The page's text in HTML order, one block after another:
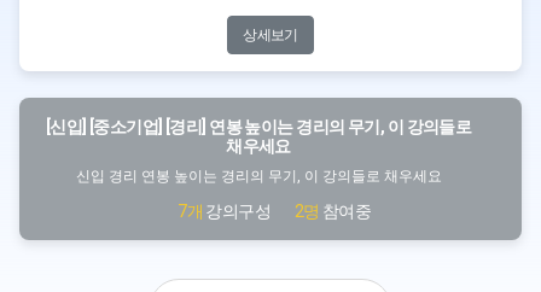
감사
요하
상세보기
[신입] [중소기업] [경리] 연봉 높이는 경리의 무기, 이 강의들로
채우세요
신입 경리 연봉 높이는 경리의 무기, 이 강의들로 채우세요
7개 강의구성 2명 참여중